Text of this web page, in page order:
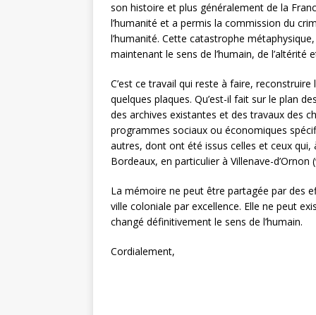
son histoire et plus généralement de la
l’humanité et a permis la commission du
l’humanité. Cette catastrophe
maintenant le sens de l’humain, de l’altérité
C’est ce travail qui reste à faire,
quelques plaques. Qu’est-il fait sur le plan
des archives existantes et des travaux des
programmes sociaux ou économiques
autres, dont ont été issus celles et ceux
Bordeaux, en particulier à Villenave-
La mémoire ne peut être partagée par des
ville coloniale par excellence. Elle ne peut
changé définitivement le sens de l’humain.
Cordialement,